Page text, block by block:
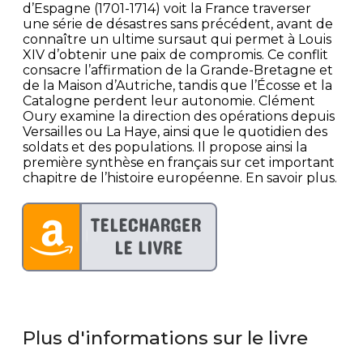
d’Espagne (1701-1714) voit la France traverser
une série de désastres sans précédent, avant de
connaître un ultime sursaut qui permet à Louis
XIV d’obtenir une paix de compromis. Ce conflit
consacre l’affirmation de la Grande-Bretagne et
de la Maison d’Autriche, tandis que l’Écosse et la
Catalogne perdent leur autonomie. Clément
Oury examine la direction des opérations depuis
Versailles ou La Haye, ainsi que le quotidien des
soldats et des populations. Il propose ainsi la
première synthèse en français sur cet important
chapitre de l’histoire européenne. En savoir plus.
Plus d'informations sur le livre